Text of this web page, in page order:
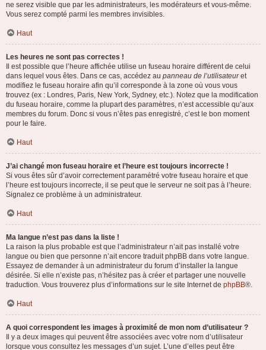
ne serez visible que par les administrateurs, les modérateurs et vous-même.
Vous serez compté parmi les membres invisibles.
Haut
Les heures ne sont pas correctes !
Il est possible que l’heure affichée utilise un fuseau horaire différent de celui
dans lequel vous êtes. Dans ce cas, accédez au panneau de l’utilisateuret
modifiez le fuseau horaire afin qu’il corresponde à la zone où vous vous
trouvez (ex : Londres, Paris, New York, Sydney, etc.). Notez que la modification
du fuseau horaire, comme la plupart des paramètres, n’est accessible qu’aux
membres du forum. Donc si vous n’êtes pas enregistré, c’est le bon moment
pour le faire.
Haut
J’ai changé mon fuseau horaire et l’heure est toujours incorrecte !
Si vous êtes sûr d’avoir correctement paramétré votre fuseau horaire et que
l’heure est toujours incorrecte, il se peut que le serveur ne soit pas à l’heure.
Signalez ce problème à un administrateur.
Haut
Ma langue n’est pas dans la liste !
La raison la plus probable est que l’administrateur n’ait pas installé votre
langue ou bien que personne n’ait encore traduit phpBB dans votre langue.
Essayez de demander à un administrateur du forum d’installer la langue
désirée. Si elle n’existe pas, n’hésitez pas à créer et partager une nouvelle
traduction. Vous trouverez plus d’informations sur le site Internet de phpBB®.
Haut
A quoi correspondent les images à proximité de mon nom d’utilisateur ?
Il y a deux images qui peuvent être associées avec votre nom d’utilisateur
lorsque vous consultez les messages d’un sujet. L’une d’elles peut être